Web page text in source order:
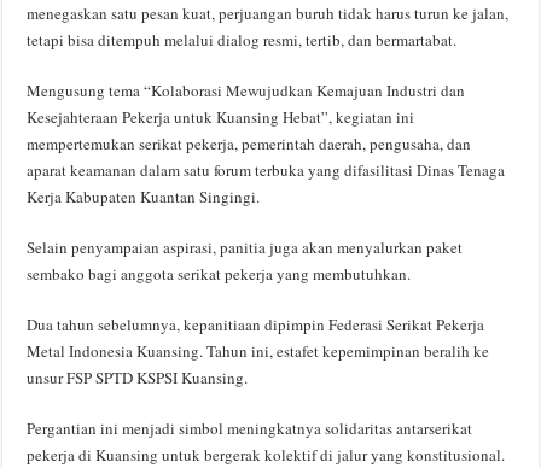
menegaskan satu pesan kuat, perjuangan buruh tidak harus turun ke jalan,
tetapi bisa ditempuh melalui dialog resmi, tertib, dan bermartabat.
Mengusung tema “Kolaborasi Mewujudkan Kemajuan Industri dan
Kesejahteraan Pekerja untuk Kuansing Hebat”, kegiatan ini
mempertemukan serikat pekerja, pemerintah daerah, pengusaha, dan
aparat keamanan dalam satu forum terbuka yang difasilitasi Dinas Tenaga
Kerja Kabupaten Kuantan Singingi.
Selain penyampaian aspirasi, panitia juga akan menyalurkan paket
sembako bagi anggota serikat pekerja yang membutuhkan.
Dua tahun sebelumnya, kepanitiaan dipimpin Federasi Serikat Pekerja
Metal Indonesia Kuansing. Tahun ini, estafet kepemimpinan beralih ke
unsur FSP SPTD KSPSI Kuansing.
Pergantian ini menjadi simbol meningkatnya solidaritas antarserikat
pekerja di Kuansing untuk bergerak kolektif di jalur yang konstitusional.